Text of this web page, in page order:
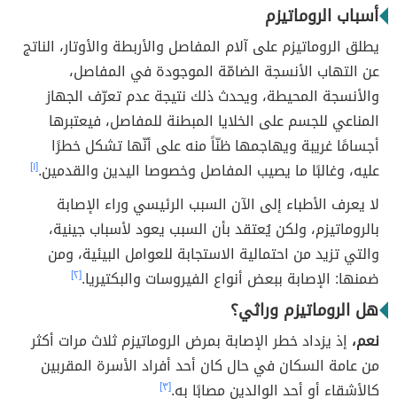
أسباب الروماتيزم
يطلق الروماتيزم على آلام المفاصل والأربطة والأوتار، الناتج
عن التهاب الأنسجة الضامّة الموجودة في المفاصل،
والأنسجة المحيطة، ويحدث ذلك نتيجة عدم تعرّف الجهاز
المناعي للجسم على الخلايا المبطنة للمفاصل، فيعتبرها
أجسامًا غريبة ويهاجمها ظنّاً منه على أنّها تشكل خطرًا
عليه، وغالبًا ما يصيب المفاصل وخصوصا اليدين والقدمين.[١]
لا يعرف الأطباء إلى الآن السبب الرئيسي وراء الإصابة
بالروماتيزم، ولكن يُعتقد بأن السبب يعود لأسباب جينية،
والتي تزيد من احتمالية الاستجابة للعوامل البيئية، ومن
ضمنها: الإصابة ببعض أنواع الفيروسات والبكتيريا.[٢]
هل الروماتيزم وراثي؟
نعم، إذ يزداد خطر الإصابة بمرض الروماتيزم ثلاث مرات أكثر
من عامة السكان في حال كان أحد أفراد الأسرة المقربين
كالأشقاء أو أحد الوالدين مصابًا به.[٣]